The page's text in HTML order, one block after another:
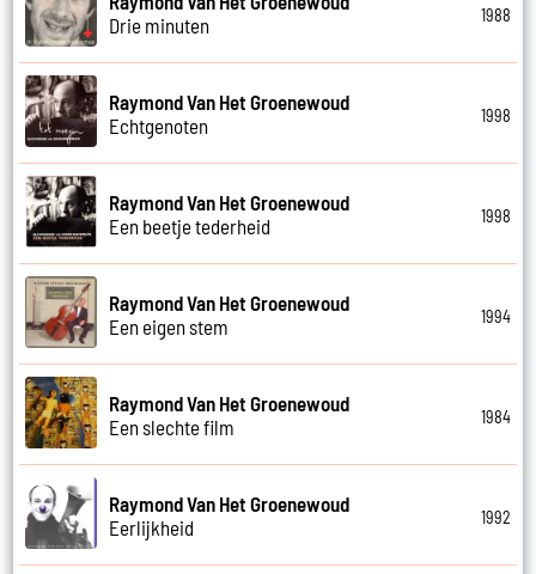
Drie minuten
1988
Raymond Van Het Groenewoud
Echtgenoten
1998
Raymond Van Het Groenewoud
Een beetje tederheid
1998
Raymond Van Het Groenewoud
Een eigen stem
1994
Raymond Van Het Groenewoud
Een slechte film
1984
Raymond Van Het Groenewoud
Eerlijkheid
1992